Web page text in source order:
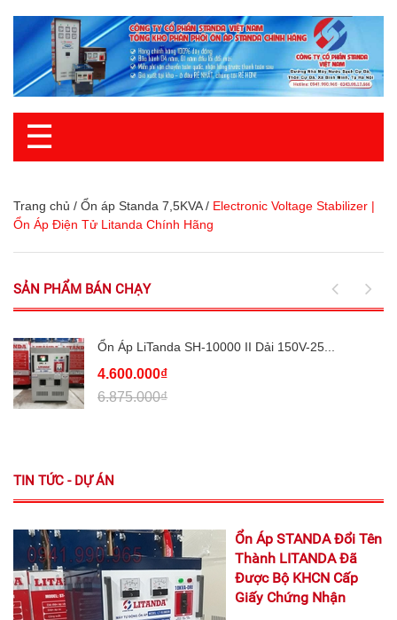
☰
Trang chủ / Ổn áp Standa 7,5KVA / Electronic Voltage Stabilizer |
Ổn Áp Điện Tử Litanda Chính Hãng
SẢN PHẨM BÁN CHẠY
Ổn Áp LiTanda SH-10000 II Dải 150V-25...
4.600.000₫
6.875.000₫
TIN TỨC - DỰ ÁN
Ổn Áp STANDA Đổi Tên
Thành LITANDA Đã
Được Bộ KHCN Cấp
Giấy Chứng Nhận